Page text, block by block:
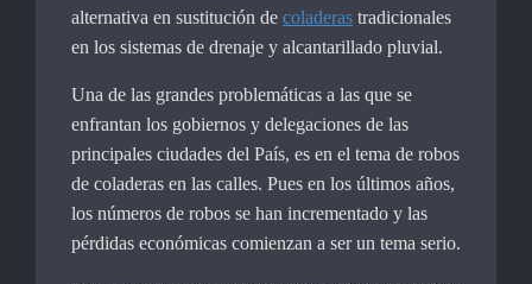
alternativa en sustitución de coladeras tradicionales
en los sistemas de drenaje y alcantarillado pluvial.
Una de las grandes problemáticas a las que se
enfrantan los gobiernos y delegaciones de las
principales ciudades del País, es en el tema de robos
de coladeras en las calles. Pues en los últimos años,
los números de robos se han incrementado y las
pérdidas económicas comienzan a ser un tema serio.